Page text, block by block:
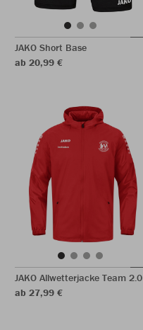
JAKO Short Base
ab 20,99 €
JAKO Allwetterjacke Team 2.0
ab 27,99 €